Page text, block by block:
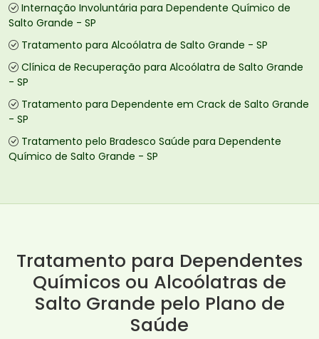
Internação Involuntária para Dependente Químico de
Salto Grande - SP
Tratamento para Alcoólatra de Salto Grande - SP
Clínica de Recuperação para Alcoólatra de Salto Grande
- SP
Tratamento para Dependente em Crack de Salto Grande
- SP
Tratamento pelo Bradesco Saúde para Dependente
Químico de Salto Grande - SP
Tratamento para Dependentes
Químicos ou Alcoólatras de
Salto Grande pelo Plano de
Saúde